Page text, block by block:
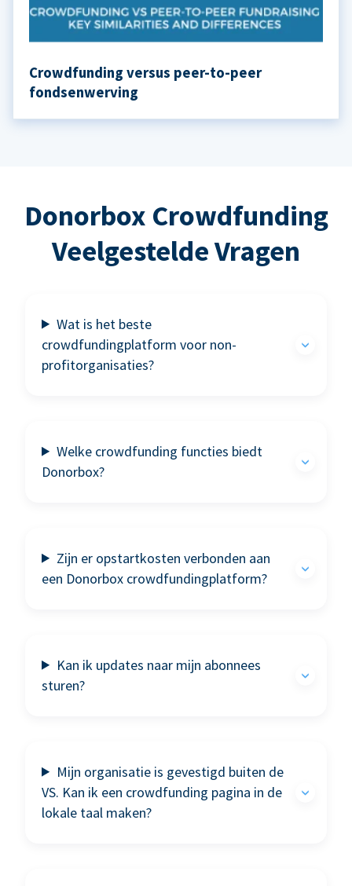
Crowdfunding versus peer-to-peer
fondsenwerving
Donorbox Crowdfunding
Veelgestelde Vragen
Wat is het beste
crowdfundingplatform voor non-
profitorganisaties?
Welke crowdfunding functies biedt
Donorbox?
Zijn er opstartkosten verbonden aan
een Donorbox crowdfundingplatform?
Kan ik updates naar mijn abonnees
sturen?
Mijn organisatie is gevestigd buiten de
VS. Kan ik een crowdfunding pagina in de
lokale taal maken?